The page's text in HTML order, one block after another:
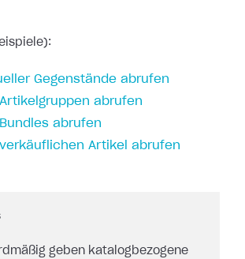
Gegenstände abrufen
abrufen
abrufen
Artikel abrufen
geben katalogbezogene